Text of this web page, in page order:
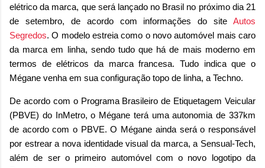
elétrico da marca, que será lançado no Brasil no próximo dia 21
de setembro, de acordo com informações do site Autos
Segredos. O modelo estreia como o novo automóvel mais caro
da marca em linha, sendo tudo que há de mais moderno em
termos de elétricos da marca francesa. Tudo indica que o
Mégane venha em sua configuração topo de linha, a Techno.
De acordo com o Programa Brasileiro de Etiquetagem Veicular
(PBVE) do InMetro, o Mégane terá uma autonomia de 337km
de acordo com o PBVE. O Mégane ainda será o responsável
por estrear a nova identidade visual da marca, a Sensual-Tech,
além de ser o primeiro automóvel com o novo logotipo da